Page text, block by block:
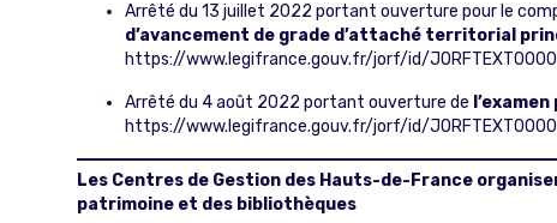
Arrêté du 13 juillet 2022 portant ouverture pour le
d’avancement de grade d’attaché territorial
https://www.legifrance.gouv.fr/jorf/id/
Arrêté du 4 août 2022 portant ouverture de
https://www.legifrance.gouv.fr/jorf/id/
Les Centres de Gestion des Hauts-de-France
patrimoine et des bibliothèques